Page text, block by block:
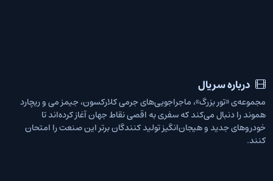
درباره سریال
مجموعه‌ی «تور بزرگ»، ماجراجویی‌های جرمی ‌کلارکسون، جیمز‌ می و ریچارد
هموند را دنبال می‌کند که سفری به اقصی نقاط جهان آغاز کرده‌اند تا
خودروهای جدید و هیجان‌انگیز تولید کنندگان برتر این صنعت را امتحان
کنند.